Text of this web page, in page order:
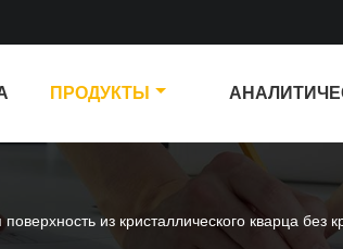
ПРОДУКТЫ
из кристаллического кварца